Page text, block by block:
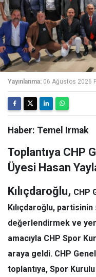
Yayınlanma: 06 Ağustos 2026
Haber: Temel Irmak
Toplantıya CHP
Üyesi Hasan
Kılıçdaroğlu, CHP
Kılıçdaroğlu, partisinin
değerlendirmek ve
amacıyla CHP Spor
araya geldi. CHP
toplantıya, Spor Kurulu